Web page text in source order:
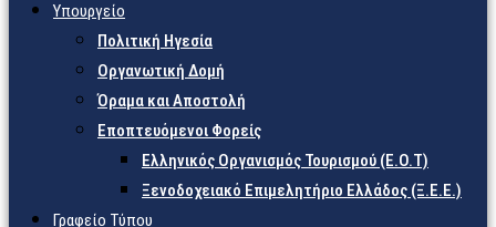
Υπουργείο
Πολιτική Ηγεσία
Οργανωτική Δομή
Όραμα και Αποστολή
Εποπτευόμενοι Φορείς
Eλληνικός Οργανισμός Τουρισμού (Ε.Ο.Τ)
Ξενοδοχειακό Επιμελητήριο Ελλάδος (Ξ.Ε.Ε.)
Γραφείο Τύπου